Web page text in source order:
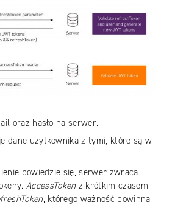
oraz hasło na serwer.
dane użytkownika z tymi, które są w
powiedzie się, serwer zwraca
AccessToken z krótkim czasem
, którego ważność powinna